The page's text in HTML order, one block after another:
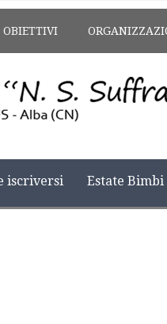
OBIETTIVI
iscriversi Estate Bimbi